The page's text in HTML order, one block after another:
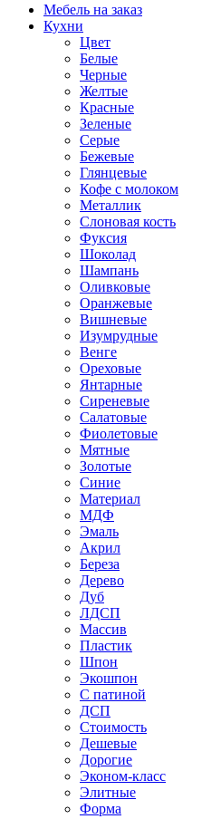
Мебель на заказ
Кухни
Цвет
Белые
Черные
Желтые
Красные
Зеленые
Серые
Бежевые
Глянцевые
Кофе с молоком
Металлик
Слоновая кость
Фуксия
Шоколад
Шампань
Оливковые
Оранжевые
Вишневые
Изумрудные
Венге
Ореховые
Янтарные
Сиреневые
Салатовые
Фиолетовые
Мятные
Золотые
Синие
Материал
МДФ
Эмаль
Акрил
Береза
Дерево
Дуб
ЛДСП
Массив
Пластик
Шпон
Экошпон
С патиной
ДСП
Стоимость
Дешевые
Дорогие
Эконом-класс
Элитные
Форма